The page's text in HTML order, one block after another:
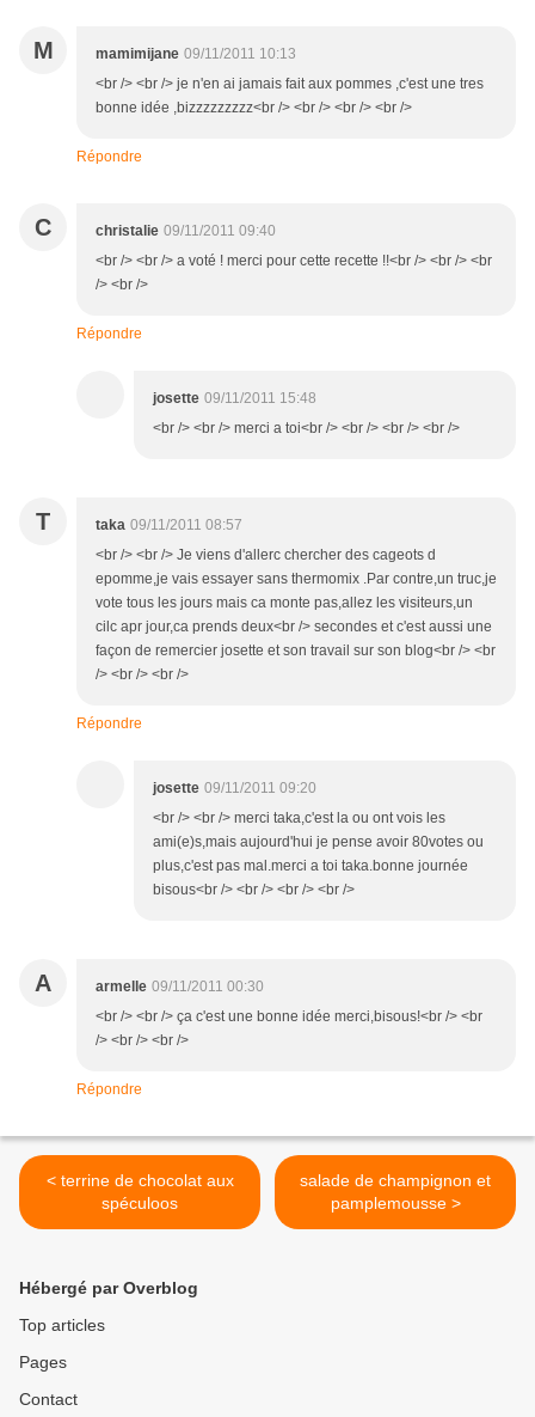
M mamimijane 09/11/2011 10:13
<br /> <br /> je n'en ai jamais fait aux pommes ,c'est une tres
bonne idée ,bizzzzzzzzz<br /> <br /> <br /> <br />
Répondre
C christalie 09/11/2011 09:40
<br /> <br /> a voté ! merci pour cette recette !!<br /> <br /> <br
/> <br />
Répondre
josette 09/11/2011 15:48
<br /> <br /> merci a toi<br /> <br /> <br /> <br />
T taka 09/11/2011 08:57
<br /> <br /> Je viens d'allerc chercher des cageots d
epomme,je vais essayer sans thermomix .Par contre,un truc,je
vote tous les jours mais ca monte pas,allez les visiteurs,un
cilc apr jour,ca prends deux<br /> secondes et c'est aussi une
façon de remercier josette et son travail sur son blog<br /> <br
/> <br /> <br />
Répondre
josette 09/11/2011 09:20
<br /> <br /> merci taka,c'est la ou ont vois les
ami(e)s,mais aujourd'hui je pense avoir 80votes ou
plus,c'est pas mal.merci a toi taka.bonne journée
bisous<br /> <br /> <br /> <br />
A armelle 09/11/2011 00:30
<br /> <br /> ça c'est une bonne idée merci,bisous!<br /> <br
/> <br /> <br />
Répondre
< terrine de chocolat aux
spéculoos
salade de champignon et
pamplemousse >
Hébergé par Overblog
Top articles
Pages
Contact